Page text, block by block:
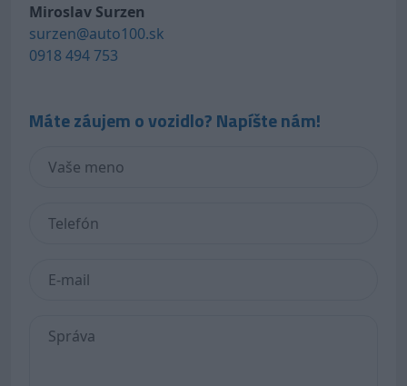
Miroslav Surzen
surzen@auto100.sk
0918 494 753
Máte záujem o vozidlo? Napíšte nám!